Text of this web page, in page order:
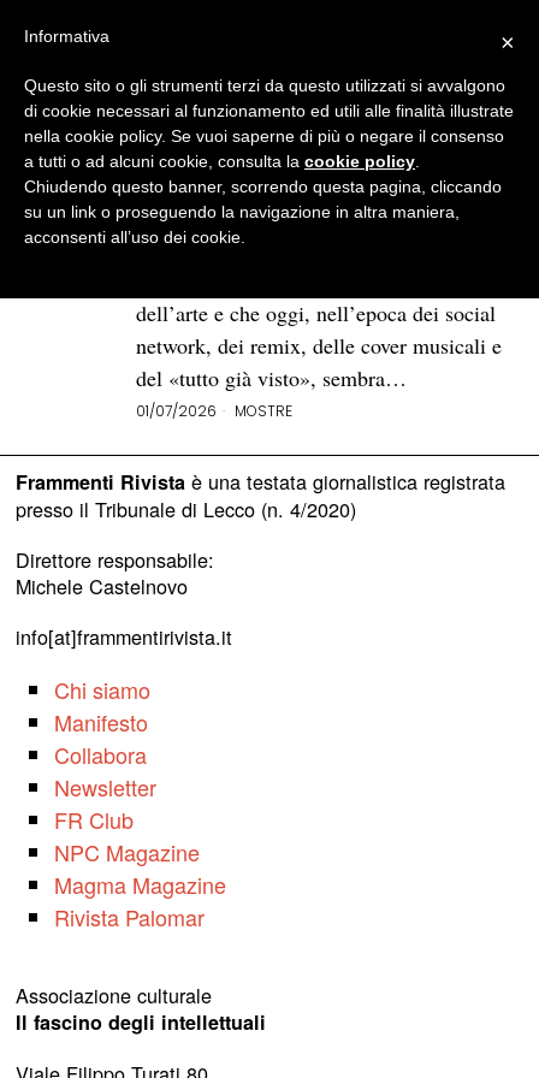
BROWSE TAG
copia
«Di quadro in quadro»: l’arte
come dialogo infinito
Che cosa significa essere originali? È una
dell’arte e che oggi, nell’epoca dei social
network, dei remix, delle cover musicali e
del «tutto già visto», sembra…
01/07/2026 MOSTRE
Frammenti Rivistaè una testata giornalistica registrata
presso il Tribunale di Lecco (n. 4/2020)
Direttore responsabile:
Michele Castelnovo
info[at]frammentirivista.it
Chi siamo
Manifesto
Collabora
Newsletter
FR Club
NPC Magazine
Magma Magazine
Rivista Palomar
Associazione culturale
Il fascino degli intellettuali
×
Informativa
Questo sito o gli strumenti terzi da questo utilizzati si avvalgono
di cookie necessari al funzionamento ed utili alle finalità illustrate
nella cookie policy. Se vuoi saperne di più o negare il consenso
a tutti o ad alcuni cookie, consulta la cookie policy
Chiudendo questo banner, scorrendo questa pagina, cliccando
su un link o proseguendo la navigazione in altra maniera,
acconsenti all’uso dei cookie.